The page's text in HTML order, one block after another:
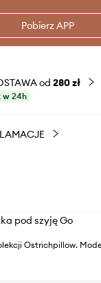
Pobierz APP
od 280 zł
w 24h
pod szyję Go
Ostrichpillow.